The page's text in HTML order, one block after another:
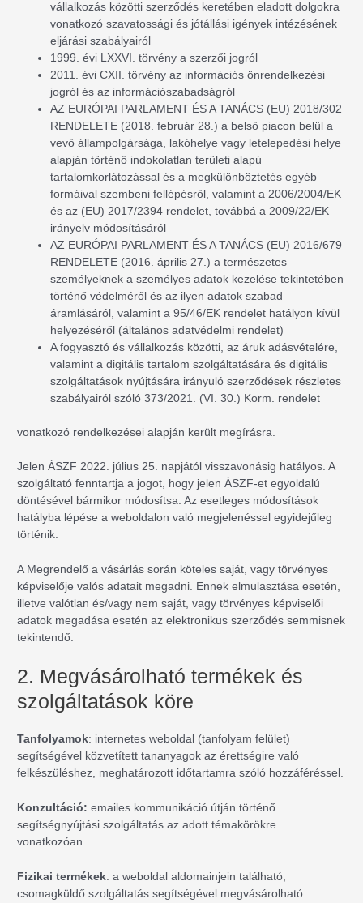
vállalkozás közötti szerződés keretében eladott dolgokra
vonatkozó szavatossági és jótállási igények intézésének
eljárási szabályairól
1999. évi LXXVI. törvény a szerzői jogról
2011. évi CXII. törvény az információs önrendelkezési
jogról és az információszabadságról
AZ EURÓPAI PARLAMENT ÉS A TANÁCS (EU) 2018/302
RENDELETE (2018. február 28.) a belső piacon belül a
vevő állampolgársága, lakóhelye vagy letelepedési helye
alapján történő indokolatlan területi alapú
tartalomkorlátozással és a megkülönböztetés egyéb
formáival szembeni fellépésről, valamint a 2006/2004/EK
és az (EU) 2017/2394 rendelet, továbbá a 2009/22/EK
irányelv módosításáról
AZ EURÓPAI PARLAMENT ÉS A TANÁCS (EU) 2016/679
RENDELETE (2016. április 27.) a természetes
személyeknek a személyes adatok kezelése tekintetében
történő védelméről és az ilyen adatok szabad
áramlásáról, valamint a 95/46/EK rendelet hatályon kívül
helyezéséről (általános adatvédelmi rendelet)
A fogyasztó és vállalkozás közötti, az áruk adásvételére,
valamint a digitális tartalom szolgáltatására és digitális
szolgáltatások nyújtására irányuló szerződések részletes
szabályairól szóló 373/2021. (VI. 30.) Korm. rendelet
vonatkozó rendelkezései alapján került megírásra.
Jelen ÁSZF 2022. július 25. napjától visszavonásig hatályos. A
szolgáltató fenntartja a jogot, hogy jelen ÁSZF-et egyoldalú
döntésével bármikor módosítsa. Az esetleges módosítások
hatályba lépése a weboldalon való megjelenéssel egyidejűleg
történik.
A Megrendelő a vásárlás során köteles saját, vagy törvényes
képviselője valós adatait megadni. Ennek elmulasztása esetén,
illetve valótlan és/vagy nem saját, vagy törvényes képviselői
adatok megadása esetén az elektronikus szerződés semmisnek
tekintendő.
2. Megvásárolható termékek és
szolgáltatások köre
Tanfolyamok: internetes weboldal (tanfolyam felület)
segítségével közvetített tananyagok az érettségire való
felkészüléshez, meghatározott időtartamra szóló hozzáféréssel.
Konzultáció: emailes kommunikáció útján történő
segítségnyújtási szolgáltatás az adott témakörökre
vonatkozóan.
Fizikai termékek: a weboldal aldomainjein található,
csomagküldő szolgáltatás segítségével megvásárolható